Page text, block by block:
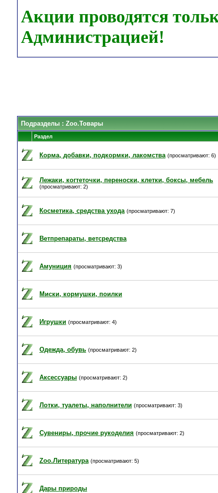
Акции проводятся
Администрацией!
Подразделы : Zoo.Товары
Раздел
Корма, добавки, подкормки, лакомства (просматривают: 6)
Лежаки, когтеточки, переноски, клетки, боксы, мебель
(просматривают: 2)
Косметика, средства ухода (просматривают: 7)
Ветпрепараты, ветсредства
Амуниция (просматривают: 3)
Миски, кормушки, поилки
Игрушки (просматривают: 4)
Одежда, обувь (просматривают: 2)
Аксессуары (просматривают: 2)
Лотки, туалеты, наполнители (просматривают: 3)
Сувениры, прочие рукоделия (просматривают: 2)
Zoo.Литература (просматривают: 5)
Дары природы